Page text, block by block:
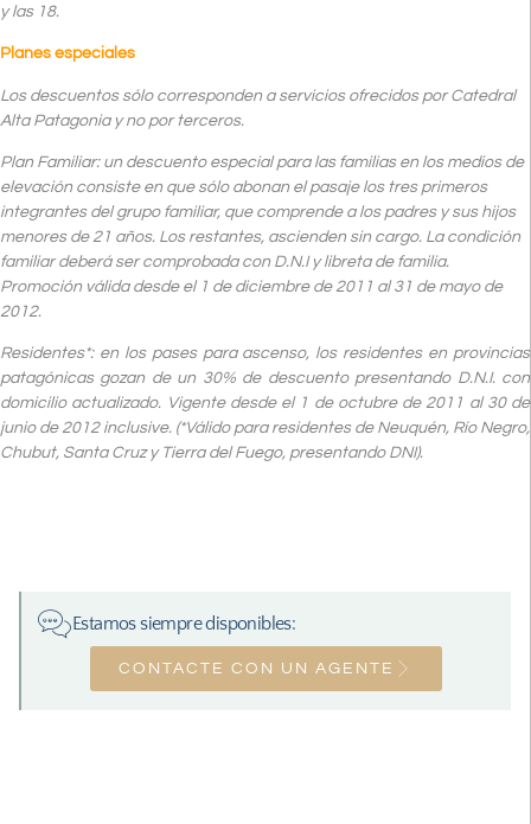
y las 18.
Planes especiales
Los descuentos sólo corresponden a servicios ofrecidos por Catedral
Alta Patagonia y no por terceros.
Plan Familiar: un descuento especial para las familias en los medios de
elevación consiste en que sólo abonan el pasaje los tres primeros
integrantes del grupo familiar, que comprende a los padres y sus hijos
menores de 21 años. Los restantes, ascienden sin cargo. La condición
familiar deberá ser comprobada con D.N.I y libreta de familia.
Promoción válida desde el 1 de diciembre de 2011 al 31 de mayo de
2012.
Residentes*: en los pases para ascenso, los residentes en provincias
patagónicas gozan de un 30% de descuento presentando D.N.I. con
domicilio actualizado. Vigente desde el 1 de octubre de 2011 al 30 de
junio de 2012 inclusive. (*Válido para residentes de Neuquén, Río Negro,
Chubut, Santa Cruz y Tierra del Fuego, presentando DNI).
Estamos siempre disponibles:
CONTACTE CON UN AGENTE